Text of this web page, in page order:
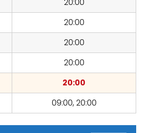
20:00
20:00
20:00
20:00
09:00, 20:00